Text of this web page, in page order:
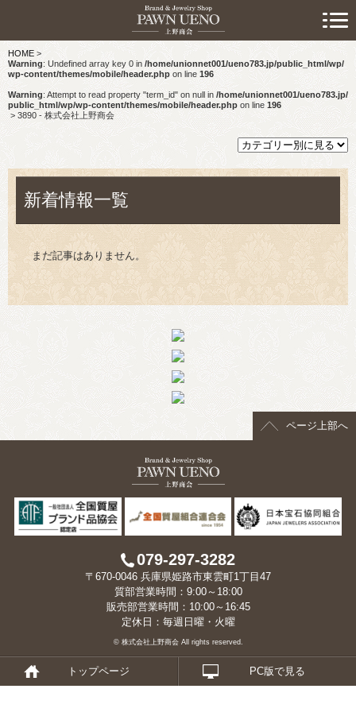
HOME >
Warning: Undefined array key 0 in /home/unionnet001/ueno783.jp/public_html/wp/
wp-content/themes/mobile/header.php on line 196
Warning: Attempt to read property "term_id" on null in /home/unionnet001/ueno783.jp/
public_html/wp/wp-content/themes/mobile/header.phpon line196
> 3890 - 株式会社上野商会
新着情報一覧
まだ記事はありません。
ページ上部へ
079-297-3282
〒670-0046 兵庫県姫路市東雲町1丁目47
質部営業時間：9:00～18:00
販売部営業時間：10:00～16:45
定休日：毎週日曜・火曜
© 株式会社上野商会 All rights reserved.
トップページ PC版で見る
> 初めての方へ
> 預けたい方
> 売りたい方
> 買いたい方
> 取り扱い品目
> スタッフおすすめ情報
> お知らせ
> キャンペーン情報
> 会社概要
> アクセス
> よくあるご質問
> ホーム
> 古物営業法に基づく表示
> プライバシーポリシー
> お問い合わせ